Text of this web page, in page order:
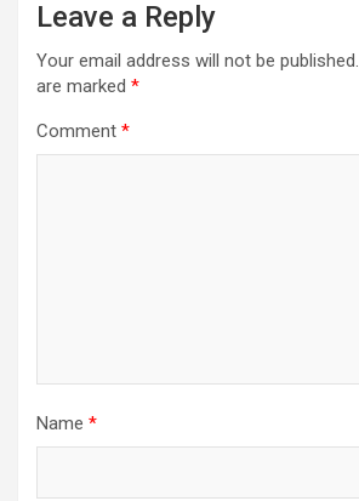
Leave a Reply
Your email address will not be published.
are marked *
Comment *
Name *